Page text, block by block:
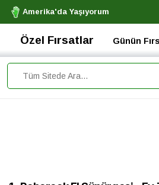
Amerika'da Yaşıyorum
Özel Fırsatlar Günün